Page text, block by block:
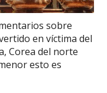
sobre
en víctima del
Corea del norte
esto es